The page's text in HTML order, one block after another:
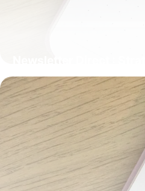
Marketing
23 mai 2026